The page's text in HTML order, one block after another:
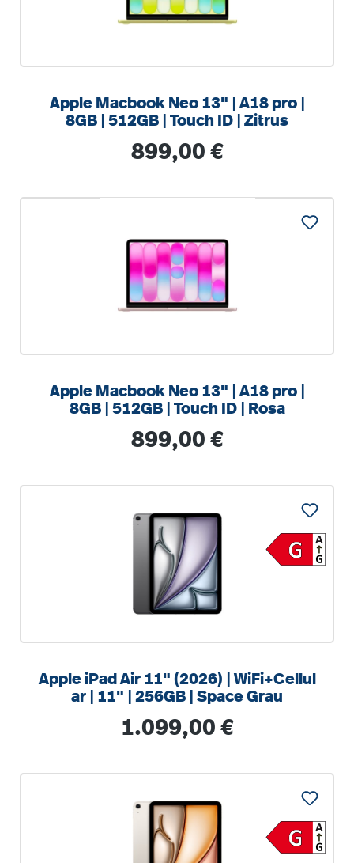
Apple Macbook Neo 13" | A18 pro |
8GB | 512GB | Touch ID | Zitrus
Regulärer Preis:
899,00 €
Apple Macbook Neo 13" | A18 pro |
8GB | 512GB | Touch ID | Rosa
Regulärer Preis:
899,00 €
Apple iPad Air 11" (2026) | WiFi+Cellul
ar | 11" | 256GB | Space Grau
Regulärer Preis:
1.099,00 €